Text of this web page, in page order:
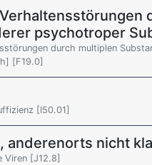
psychotroper
durch multiplen
[F19.0]
[I50.01]
anderenorts nicht
Viren [J12.8]